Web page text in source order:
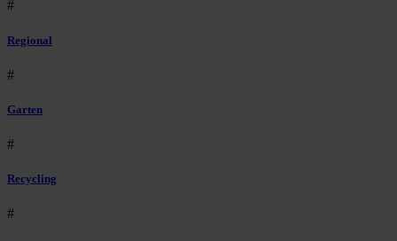
#
Regional
#
Garten
#
Recycling
#